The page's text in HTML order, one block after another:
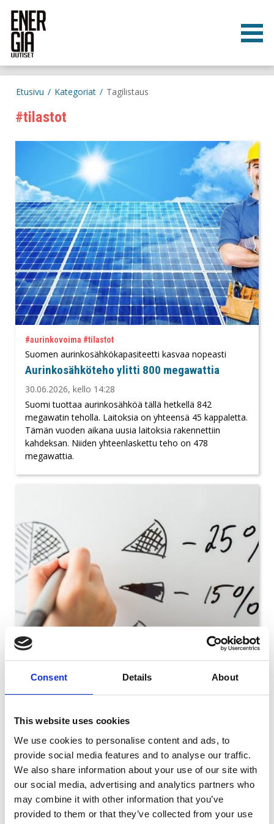
Consent Details About
This website uses cookies
We use cookies to personalise content and ads, to
provide social media features and to analyse our traffic.
We also share information about your use of our site with
our social media, advertising and analytics partners who
may combine it with other information that you’ve
provided to them or that they’ve collected from your use
Etusivu / Kategoriat / Tagilistaus
#tilastot
#aurinkovoima #tilastot
Suomen aurinkosähkökapasiteetti kasvaa nopeasti
Aurinkosähköteho ylitti 800 megawattia
30.06.2026, kello 14:28
Suomi tuottaa aurinkosähköä tällä hetkellä 842
megawatin teholla. Laitoksia on yhteensä 45 kappaletta.
Tämän vuoden aikana uusia laitoksia rakennettiin
kahdeksan. Niiden yhteenlaskettu teho on 478
megawattia.
#sähköntuotanto #tilastot
Toukokuussa vedet eivät virranneet
Vesivoimalaitokset tuottivat sähköä toukokuussa vain
0,96 terawattituntia. Tämä on 17,5 prosenttia
vähemmän kuin viime vuoden toukokuussa. Näin vähän
vesisähköä ei ole tuotettu koskaan aikaisemmin
vuodesta 1992 alkaneella tilastointijaksolla.